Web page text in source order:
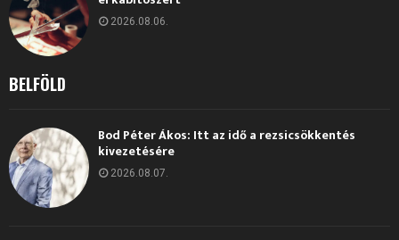
2026.08.06.
BELFÖLD
Bod Péter Ákos: Itt az idő a rezsicsökkentés
kivezetésére
2026.08.07.